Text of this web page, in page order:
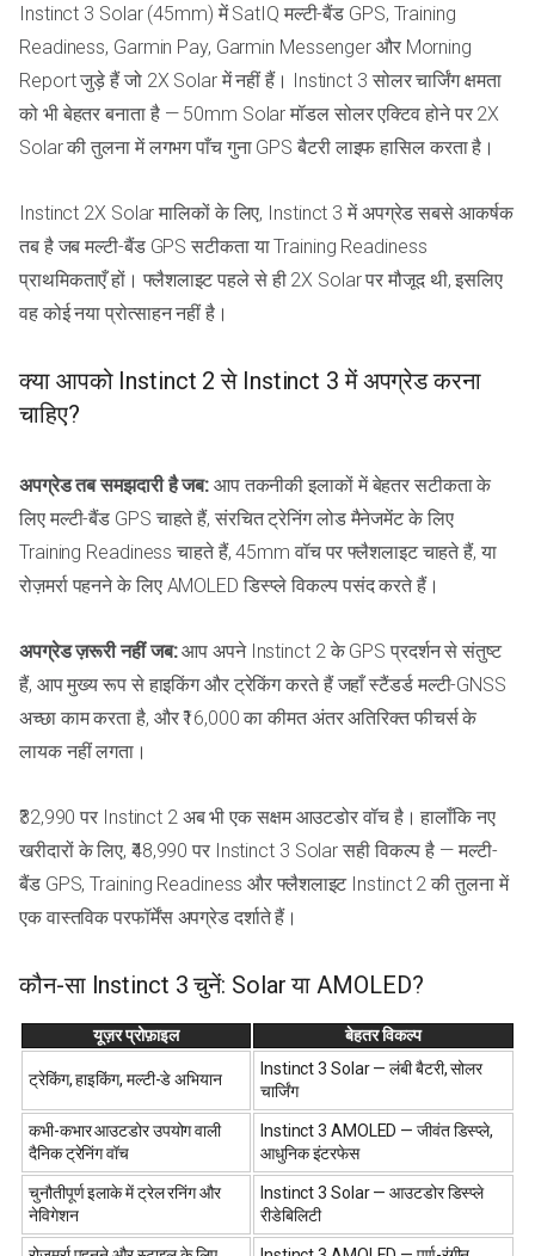
Instinct 3 Solar (45mm) में SatIQ मल्टी-बैंड GPS, Training
Readiness, Garmin Pay, Garmin Messenger और Morning
Report जुड़े हैं जो 2X Solar में नहीं हैं। Instinct 3 सोलर चार्जिंग क्षमता
को भी बेहतर बनाता है — 50mm Solar मॉडल सोलर एक्टिव होने पर 2X
Solar की तुलना में लगभग पाँच गुना GPS बैटरी लाइफ हासिल करता है।
Instinct 2X Solar मालिकों के लिए, Instinct 3 में अपग्रेड सबसे आकर्षक
तब है जब मल्टी-बैंड GPS सटीकता या Training Readiness
प्राथमिकताएँ हों। फ्लैशलाइट पहले से ही 2X Solar पर मौजूद थी, इसलिए
वह कोई नया प्रोत्साहन नहीं है।
क्या आपको Instinct 2 से Instinct 3 में अपग्रेड करना
चाहिए?
अपग्रेड तब समझदारी है जब: आप तकनीकी इलाकों में बेहतर सटीकता के
लिए मल्टी-बैंड GPS चाहते हैं, संरचित ट्रेनिंग लोड मैनेजमेंट के लिए
Training Readiness चाहते हैं, 45mm वॉच पर फ्लैशलाइट चाहते हैं, या
रोज़मर्रा पहनने के लिए AMOLED डिस्प्ले विकल्प पसंद करते हैं।
अपग्रेड ज़रूरी नहीं जब:आप अपने Instinct 2 के GPS प्रदर्शन से संतुष्ट
हैं, आप मुख्य रूप से हाइकिंग और ट्रेकिंग करते हैं जहाँ स्टैंडर्ड मल्टी-GNSS
अच्छा काम करता है, और ₹16,000 का कीमत अंतर अतिरिक्त फीचर्स के
लायक नहीं लगता।
₹32,990 पर Instinct 2 अब भी एक सक्षम आउटडोर वॉच है। हालाँकि नए
खरीदारों के लिए, ₹48,990 पर Instinct 3 Solar सही विकल्प है — मल्टी-
बैंड GPS, Training Readiness और फ्लैशलाइट Instinct 2 की तुलना में
एक वास्तविक परफॉर्मेंस अपग्रेड दर्शाते हैं।
कौन-सा Instinct 3 चुनें: Solar या AMOLED?
यूज़र प्रोफ़ाइल बेहतर विकल्प
ट्रेकिंग, हाइकिंग, मल्टी-डे अभियान
Instinct 3 Solar — लंबी बैटरी, सोलर
चार्जिंग
कभी-कभार आउटडोर उपयोग वाली
दैनिक ट्रेनिंग वॉच
Instinct 3 AMOLED — जीवंत डिस्प्ले,
आधुनिक इंटरफेस
चुनौतीपूर्ण इलाके में ट्रेल रनिंग और
नेविगेशन
Instinct 3 Solar — आउटडोर डिस्प्ले
रीडेबिलिटी